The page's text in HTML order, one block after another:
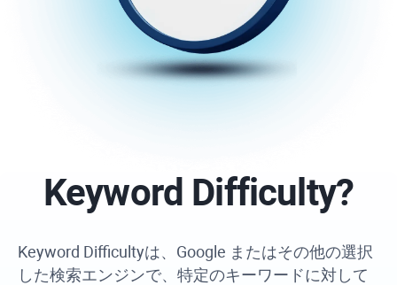
Keyword Difficulty?
Keyword Difficultyは、Google またはその他の選択
した検索エンジンで、特定のキーワードに対して